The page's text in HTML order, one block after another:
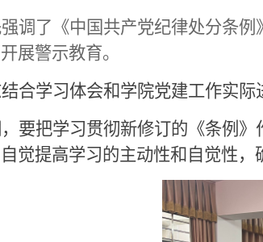
调了《中国共产党纪律处分条
展警示教育。
合学习体会和学院党建工作实际
要把学习贯彻新修订的《条例
觉提高学习的主动性和自觉性，